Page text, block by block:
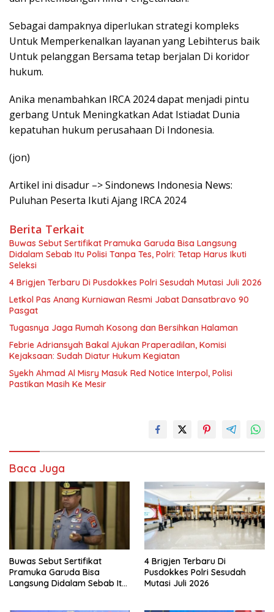
Sebagai dampaknya diperlukan strategi kompleks
Untuk Memperkenalkan layanan yang Lebihterus baik
Untuk pelanggan Bersama tetap berjalan Di koridor
hukum.
Anika menambahkan IRCA 2024 dapat menjadi pintu
gerbang Untuk Meningkatkan Adat Istiadat Dunia
kepatuhan hukum perusahaan Di Indonesia.
(jon)
Artikel ini disadur –> Sindonews Indonesia News:
Puluhan Peserta Ikuti Ajang IRCA 2024
Berita Terkait
Buwas Sebut Sertifikat Pramuka Garuda Bisa Langsung
Didalam Sebab Itu Polisi Tanpa Tes, Polri: Tetap Harus Ikuti
Seleksi
4 Brigjen Terbaru Di Pusdokkes Polri Sesudah Mutasi Juli 2026
Letkol Pas Anang Kurniawan Resmi Jabat Dansatbravo 90
Pasgat
Tugasnya Jaga Rumah Kosong dan Bersihkan Halaman
Febrie Adriansyah Bakal Ajukan Praperadilan, Komisi
Kejaksaan: Sudah Diatur Hukum Kegiatan
Syekh Ahmad Al Misry Masuk Red Notice Interpol, Polisi
Pastikan Masih Ke Mesir
Baca Juga
Buwas Sebut Sertifikat
Pramuka Garuda Bisa
Langsung Didalam Sebab Itu
4 Brigjen Terbaru Di
Pusdokkes Polri Sesudah
Mutasi Juli 2026